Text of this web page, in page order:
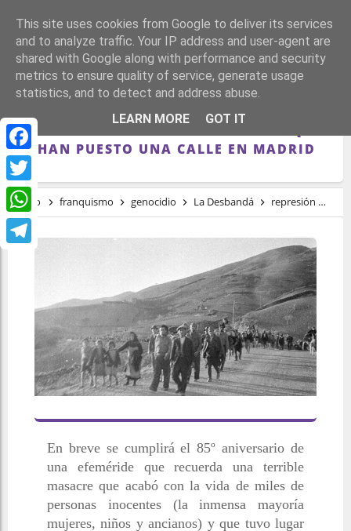
Facebook
Twitter
WhatsApp
Telegram
EL BARCO QUE MASACRÓ A MILES DE
INOCENTES EN LA GUERRA CIVIL AL QUE
LE HAN PUESTO UNA CALLE EN MADRID
Inicio franquismo genocidio La Desbandá represión
En breve se cumplirá el 85º aniversario de
una efeméride que recuerda una terrible
masacre que acabó con la vida de miles de
personas inocentes (la inmensa mayoría
mujeres, niños y ancianos) y que tuvo lugar
This site uses cookies from Google to deliver its services
and to analyze traffic. Your IP address and user-agent are
shared with Google along with performance and security
metrics to ensure quality of service, generate usage
statistics, and to detect and address abuse.
LEARN MORE
GOT IT